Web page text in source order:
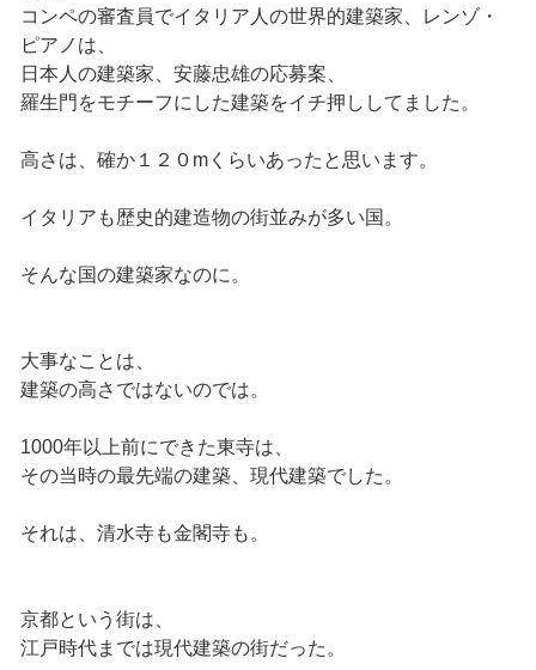
コンペの審査員でイタリア人の世界的建築家、レンゾ・
ピアノは、
日本人の建築家、安藤忠雄の応募案、
羅生門をモチーフにした建築をイチ押ししてました。
高さは、確か１２０mくらいあったと思います。
イタリアも歴史的建造物の街並みが多い国。
そんな国の建築家なのに。
大事なことは、
建築の高さではないのでは。
1000年以上前にできた東寺は、
その当時の最先端の建築、現代建築でした。
それは、清水寺も金閣寺も。
京都という街は、
江戸時代までは現代建築の街だった。